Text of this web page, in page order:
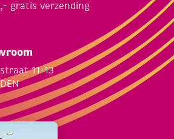
gratis verzending
11-13